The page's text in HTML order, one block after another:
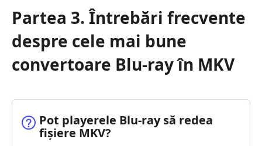
Partea 3. Întrebări frecvente
despre cele mai bune
convertoare Blu-ray în MKV
Pot playerele Blu-ray să redea
fișiere MKV?